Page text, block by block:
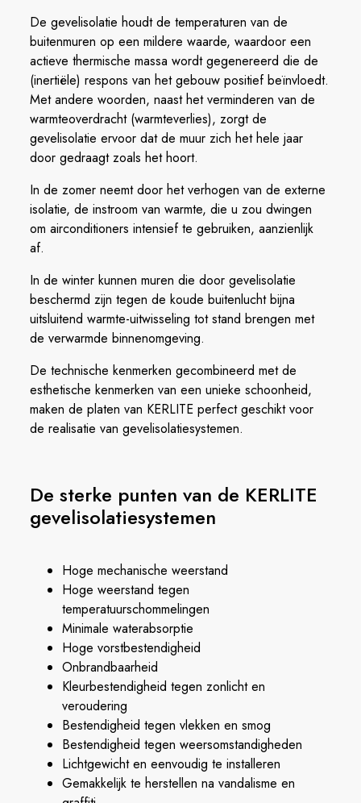
De gevelisolatie houdt de temperaturen van de
buitenmuren op een mildere waarde, waardoor een
actieve thermische massa wordt gegenereerd die de
(inertiële) respons van het gebouw positief beïnvloedt.
Met andere woorden, naast het verminderen van de
warmteoverdracht (warmteverlies), zorgt de
gevelisolatie ervoor dat de muur zich het hele jaar
door gedraagt zoals het hoort.
In de zomer neemt door het verhogen van de externe
isolatie, de instroom van warmte, die u zou dwingen
om airconditioners intensief te gebruiken, aanzienlijk
af.
In de winter kunnen muren die door gevelisolatie
beschermd zijn tegen de koude buitenlucht bijna
uitsluitend warmte-uitwisseling tot stand brengen met
de verwarmde binnenomgeving.
De technische kenmerken gecombineerd met de
esthetische kenmerken van een unieke schoonheid,
maken de platen van KERLITE perfect geschikt voor
de realisatie van gevelisolatiesystemen.
De sterke punten van de KERLITE
gevelisolatiesystemen
Hoge mechanische weerstand
Hoge weerstand tegen
temperatuurschommelingen
Minimale waterabsorptie
Hoge vorstbestendigheid
Onbrandbaarheid
Kleurbestendigheid tegen zonlicht en
veroudering
Bestendigheid tegen vlekken en smog
Bestendigheid tegen weersomstandigheden
Lichtgewicht en eenvoudig te installeren
Gemakkelijk te herstellen na vandalisme en